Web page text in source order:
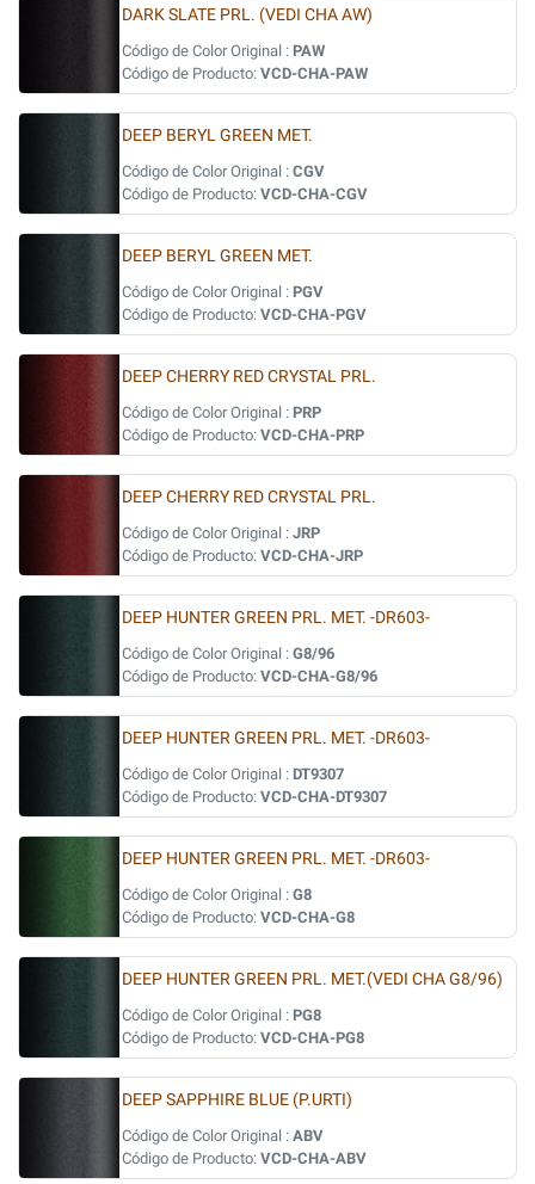
DARK SLATE PRL. (VEDI CHA AW)
Código de Color Original : PAW
Código de Producto: VCD-CHA-PAW
DEEP BERYL GREEN MET.
Código de Color Original : CGV
Código de Producto: VCD-CHA-CGV
DEEP BERYL GREEN MET.
Código de Color Original : PGV
Código de Producto: VCD-CHA-PGV
DEEP CHERRY RED CRYSTAL PRL.
Código de Color Original : PRP
Código de Producto: VCD-CHA-PRP
DEEP CHERRY RED CRYSTAL PRL.
Código de Color Original : JRP
Código de Producto: VCD-CHA-JRP
DEEP HUNTER GREEN PRL. MET. -DR603-
Código de Color Original : G8/96
Código de Producto: VCD-CHA-G8/96
DEEP HUNTER GREEN PRL. MET. -DR603-
Código de Color Original : DT9307
Código de Producto: VCD-CHA-DT9307
DEEP HUNTER GREEN PRL. MET. -DR603-
Código de Color Original : G8
Código de Producto: VCD-CHA-G8
DEEP HUNTER GREEN PRL. MET.(VEDI CHA G8/96)
Código de Color Original : PG8
Código de Producto: VCD-CHA-PG8
DEEP SAPPHIRE BLUE (P.URTI)
Código de Color Original : ABV
Código de Producto: VCD-CHA-ABV